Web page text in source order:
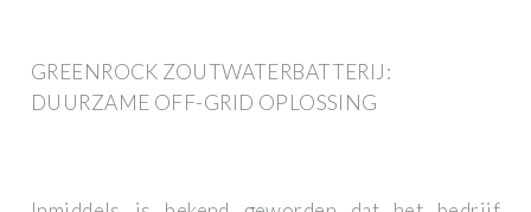
GREENROCK ZOUTWATERBATTERIJ:
DUURZAME OFF-GRID OPLOSSING